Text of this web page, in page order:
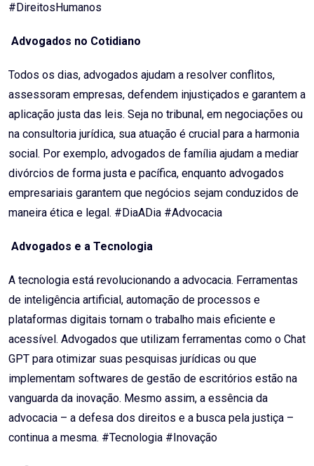
#DireitosHumanos
Advogados no Cotidiano
Todos os dias, advogados ajudam a resolver conflitos,
assessoram empresas, defendem injustiçados e garantem a
aplicação justa das leis. Seja no tribunal, em negociações ou
na consultoria jurídica, sua atuação é crucial para a harmonia
social. Por exemplo, advogados de família ajudam a mediar
divórcios de forma justa e pacífica, enquanto advogados
empresariais garantem que negócios sejam conduzidos de
maneira ética e legal. #DiaADia #Advocacia
Advogados e a Tecnologia
A tecnologia está revolucionando a advocacia. Ferramentas
de inteligência artificial, automação de processos e
plataformas digitais tornam o trabalho mais eficiente e
acessível. Advogados que utilizam ferramentas como o Chat
GPT para otimizar suas pesquisas jurídicas ou que
implementam softwares de gestão de escritórios estão na
vanguarda da inovação. Mesmo assim, a essência da
advocacia – a defesa dos direitos e a busca pela justiça –
continua a mesma. #Tecnologia #Inovação